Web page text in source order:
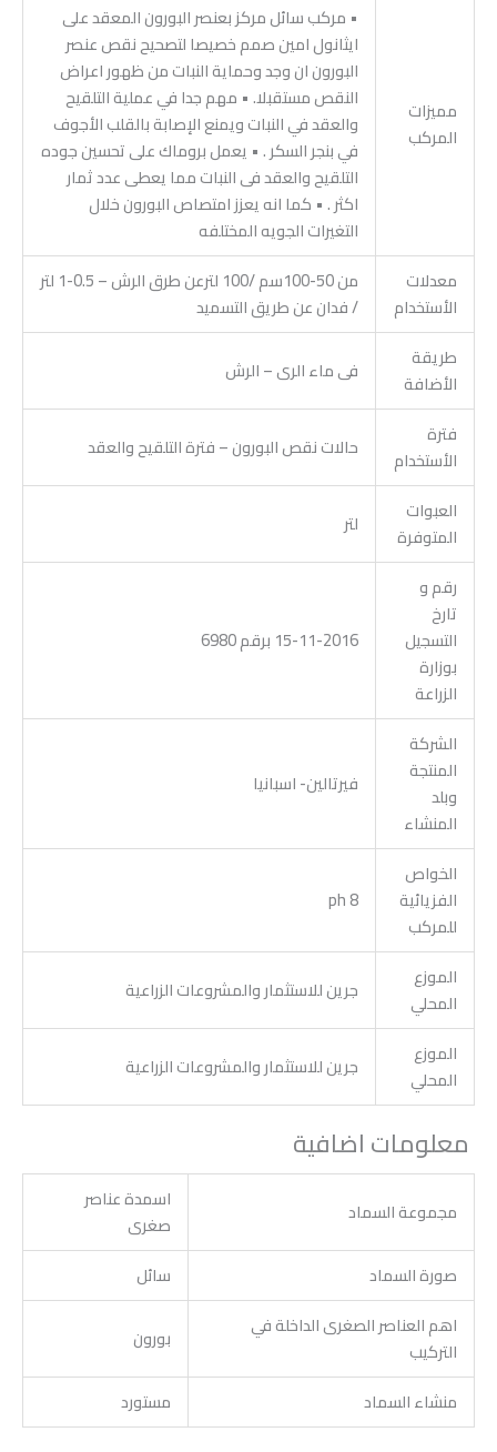
مميزات
المركب
• مركب سائل مركز بعنصر البورون المعقد على
ايثانول امين صمم خصيصا لتصحيح نقص عنصر
البورون ان وجد وحماية النبات من ظهور اعراض
النقص مستقبلا. • مهم جدا في عملية التلقيح
والعقد في النبات ويمنع الإصابة بالقلب الأجوف
في بنجر السكر . • يعمل بروماك على تحسين جوده
التلقيح والعقد فى النبات مما يعطى عدد ثمار
اكثر . • كما انه يعزز امتصاص البورون خلال
التغيرات الجويه المختلفه
معدلات
الأستخدام
من 50-100سم /100 لترعن طرق الرش – 0.5-1 لتر
/ فدان عن طريق التسميد
طريقة
الأضافة
فى ماء الرى – الرش
فترة
الأستخدام
حالات نقص البورون – فترة التلقيح والعقد
العبوات
المتوفرة
لتر
رقم و
تارخ
التسجيل
بوزارة
الزراعة
15-11-2016 برقم 6980
الشركة
المنتجة
وبلد
المنشاء
فيرتالين- اسبانيا
الخواص
الفزيائية
للمركب
ph 8
الموزع
المحلي
جرين للاستثمار والمشروعات الزراعية
الموزع
المحلي
جرين للاستثمار والمشروعات الزراعية
معلومات اضافية
مجموعة السماد
اسمدة عناصر
صغرى
صورة السماد
سائل
اهم العناصر الصغرى الداخلة في
التركيب
بورون
منشاء السماد مستورد